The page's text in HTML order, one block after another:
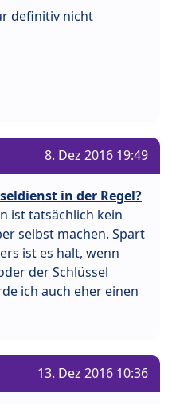
definitiv nicht
8. Dez 2016 19:49
in der Regel?
ist tatsächlich kein
selbst machen. Spart
ist es halt, wenn
der Schlüssel
ich auch eher einen
13. Dez 2016 10:36